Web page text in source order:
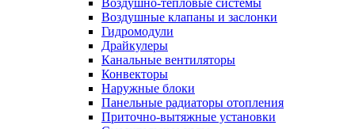
Воздушно-тепловые системы
Воздушные клапаны и заслонки
Гидромодули
Драйкулеры
Канальные вентиляторы
Конвекторы
Наружные блоки
Панельные радиаторы отопления
Приточно-вытяжные установки